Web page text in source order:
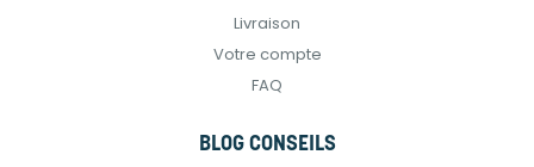
Livraison
Votre compte
FAQ
BLOG CONSEILS